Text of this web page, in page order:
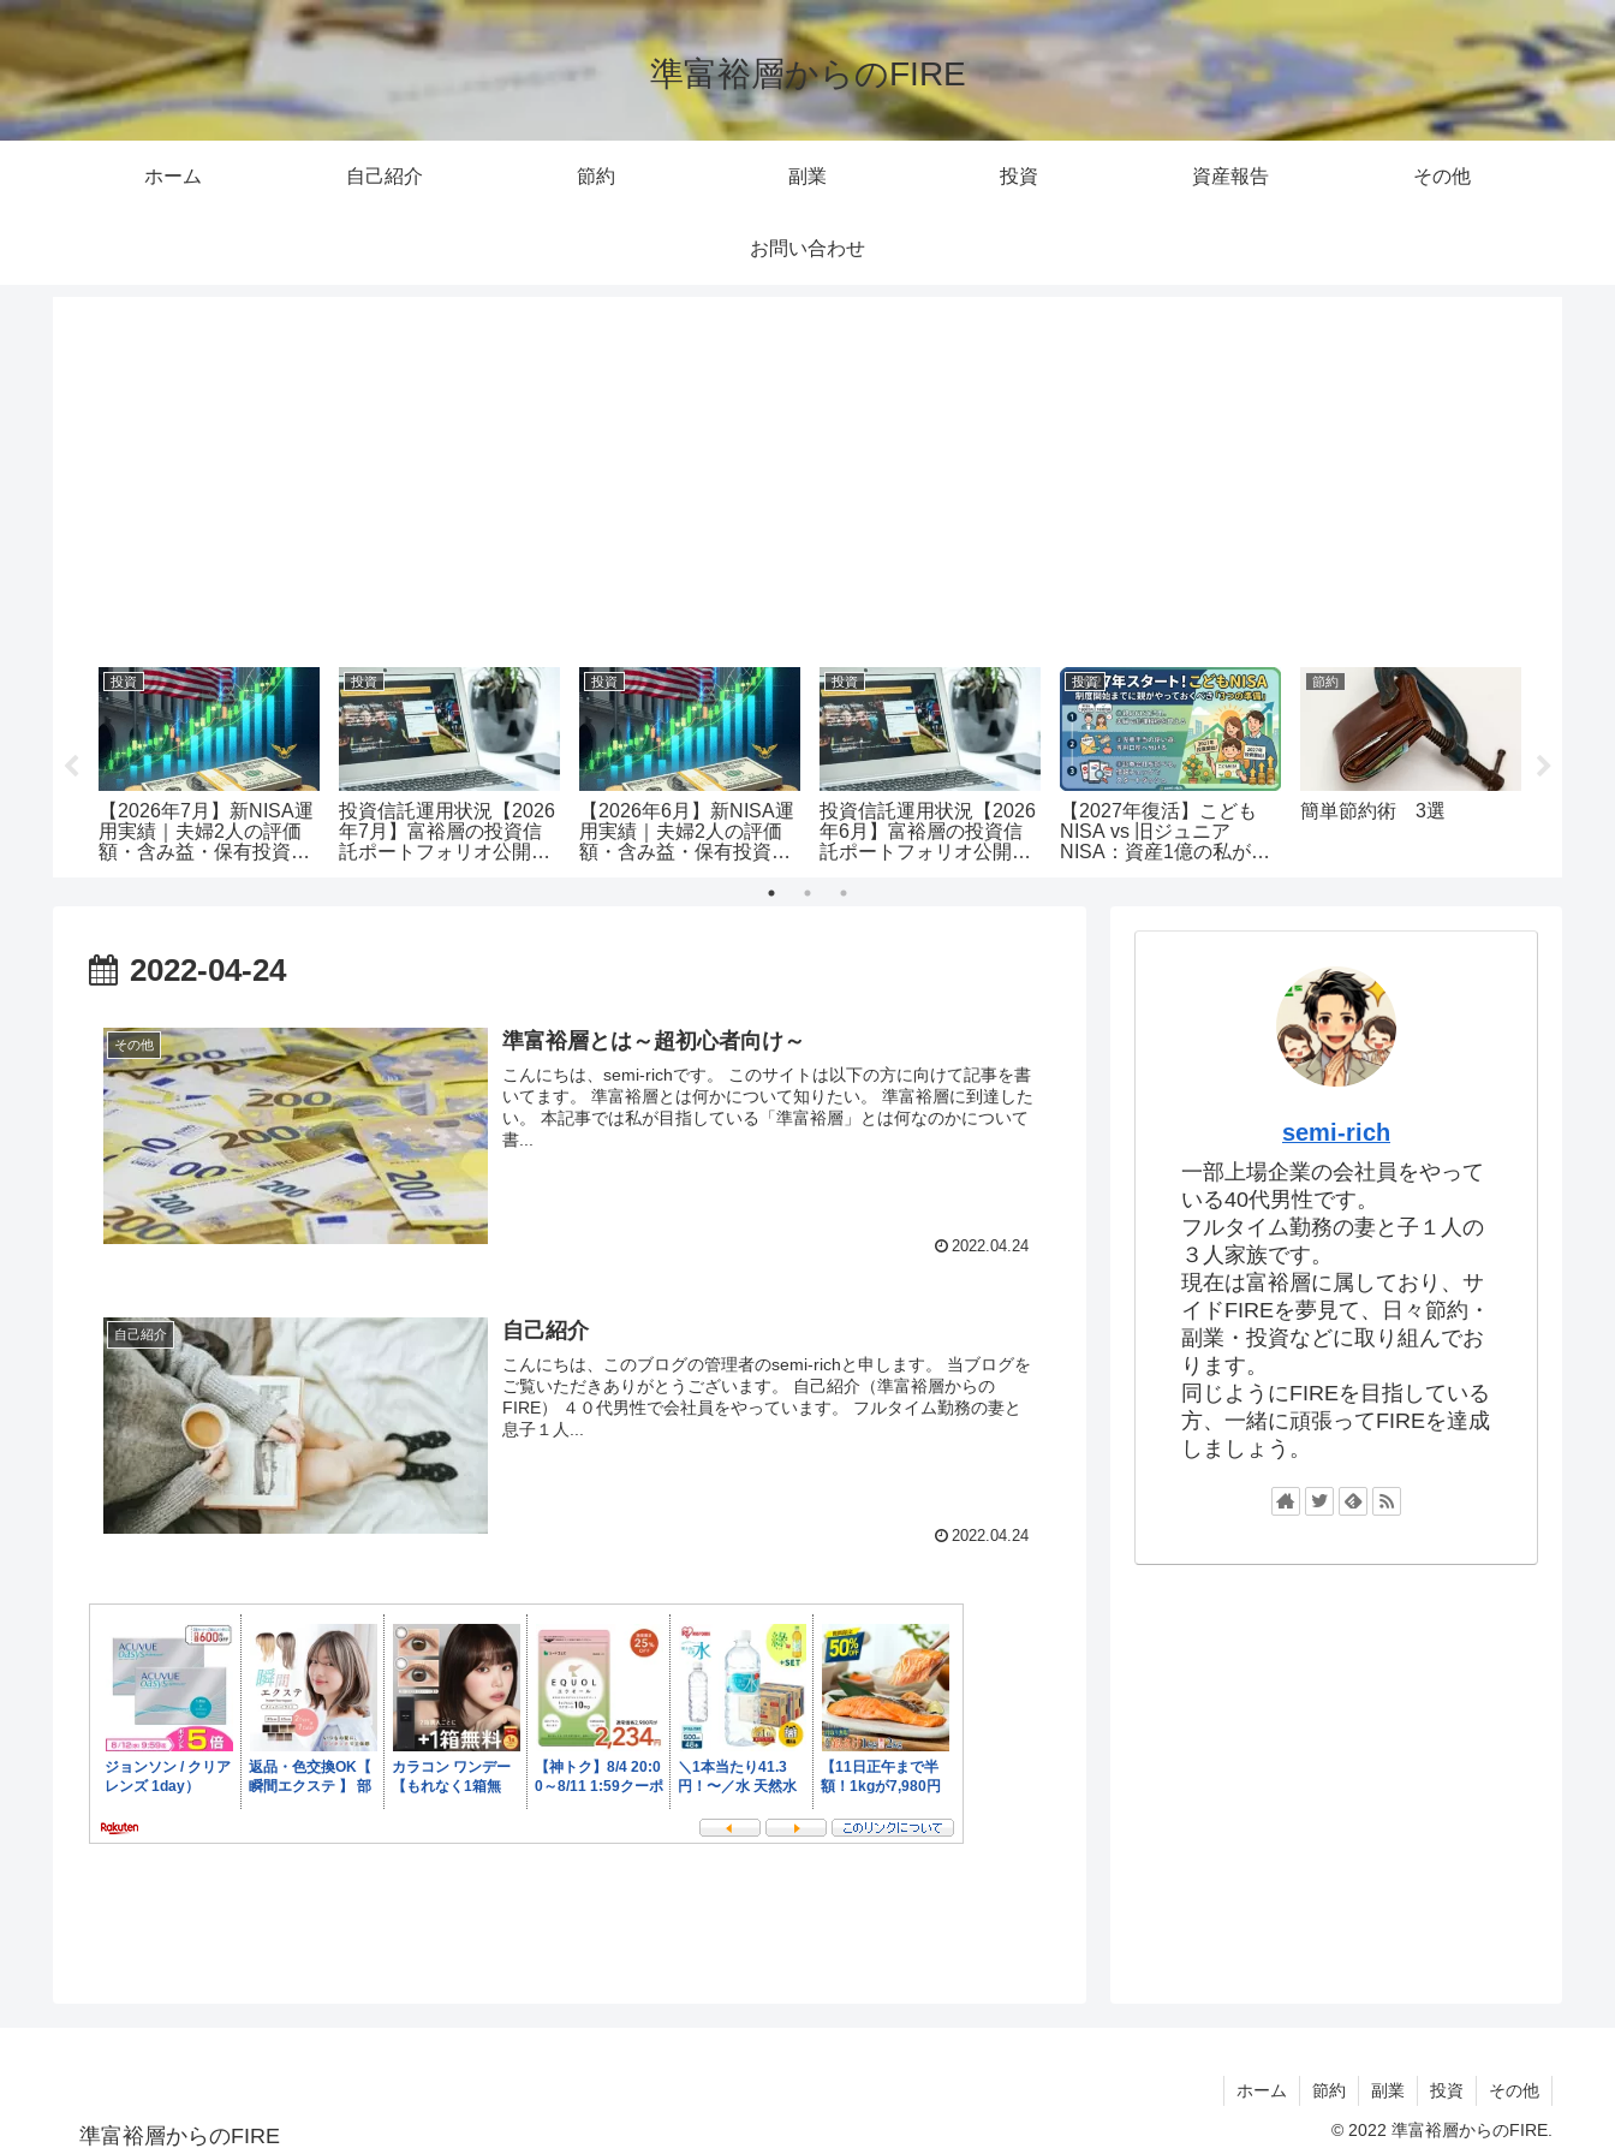
準富裕層からのFIRE
ホーム 自己紹介 節約 副業 投資 資産報告 その他
お問い合わせ
投資
【2026年7月】新NISA運
用実績｜夫婦2人の評価
額・含み益・保有投資信
投資
投資信託運用状況【2026
年7月】富裕層の投資信
託ポートフォリオ公開｜
投資
【2026年6月】新NISA運
用実績｜夫婦2人の評価
額・含み益・保有投資信
投資
投資信託運用状況【2026
年6月】富裕層の投資信
託ポートフォリオ公開｜
+5,455万円のリアル運用
投資
【2027年復活】こども
NISA vs 旧ジュニア
NISA：資産1億の私が出
節約
簡単節約術 3選
2022-04-24
その他 準富裕層とは～超初心者向け～
こんにちは、semi-richです。 このサイトは以下の方に向けて記事を書
いてます。 準富裕層とは何かについて知りたい。 準富裕層に到達した
い。 本記事では私が目指している「準富裕層」とは何なのかについて
書...
2022.04.24
自己紹介 自己紹介
こんにちは、このブログの管理者のsemi-richと申します。 当ブログを
ご覧いただきありがとうございます。 自己紹介（準富裕層からの
FIRE） ４０代男性で会社員をやっています。 フルタイム勤務の妻と
息子１人...
2022.04.24
semi-rich
一部上場企業の会社員をやって
いる40代男性です。
フルタイム勤務の妻と子１人の
３人家族です。
現在は富裕層に属しており、サ
イドFIREを夢見て、日々節約・
副業・投資などに取り組んでお
ります。
同じようにFIREを目指している
方、一緒に頑張ってFIREを達成
しましょう。
準富裕層からのFIRE
ホーム 節約 副業 投資 その他
© 2022 準富裕層からのFIRE.